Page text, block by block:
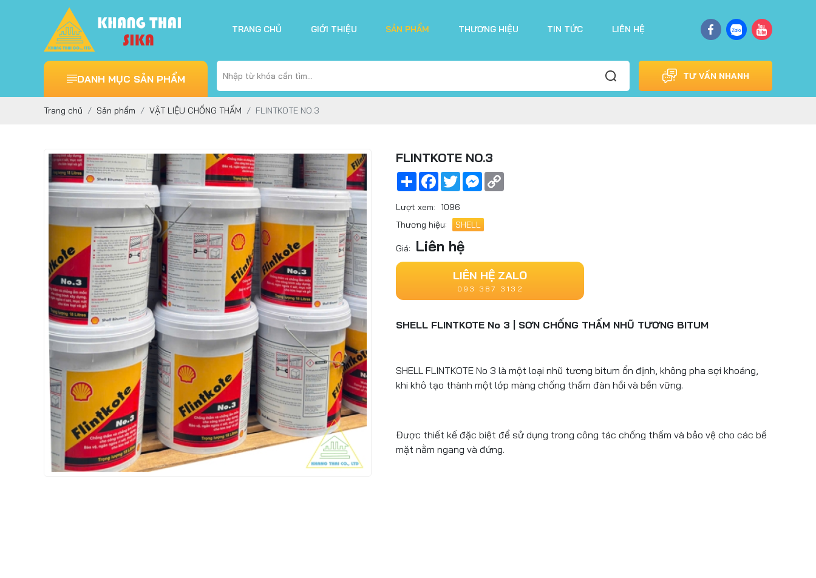
TRANG CHỦ GIỚI THIỆU SẢN PHẨM THƯƠNG HIỆU TIN TỨC LIÊN HỆ
DANH MỤC SẢN PHẨM TƯ VẤN NHANH
Trang chủ Sản phẩm VẬT LIỆU CHỐNG THẤM FLINTKOTE NO.3
FLINTKOTE NO.3
Share Facebook
TwitterMessenger
Lượt xem: 1096
Thương hiệu:
SHELL
Giá: Liên hệ
LIÊN HỆ ZALO
093 387 3132
SHELL FLINTKOTE No 3 | SƠN CHỐNG THẤM NHŨ TƯƠNG BITUM
SHELL FLINTKOTE No 3 là một loại nhũ tương bitum ổn định, không pha sợi khoáng,
khi khô tạo thành một lớp màng chống thấm đàn hồi và bền vững.
Được thiết kế đặc biệt để sử dụng trong công tác chống thấm và bảo vệ cho các bề
mặt nằm ngang và đứng.